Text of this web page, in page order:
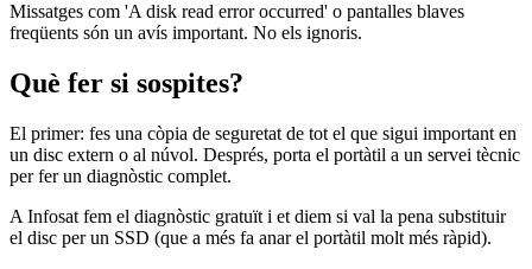
Missatges com 'A disk read error occurred' o pantalles blaves
freqüents són un avís important. No els ignoris.
Què fer si sospites?
El primer: fes una còpia de seguretat de tot el que sigui important en
un disc extern o al núvol. Després, porta el portàtil a un servei tècnic
per fer un diagnòstic complet.
A Infosat fem el diagnòstic gratuït i et diem si val la pena substituir
el disc per un SSD (que a més fa anar el portàtil molt més ràpid).